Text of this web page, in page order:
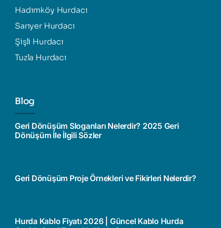
Hadımköy Hurdacı
Sarıyer Hurdacı
Şişli Hurdacı
Tuzla Hurdacı
Blog
Geri Dönüşüm Sloganları Nelerdir? 2025 Geri
Dönüşüm İle İlgili Sözler
Geri Dönüşüm Proje Örnekleri ve Fikirleri Nelerdir?
Hurda Kablo Fiyatı 2026 | Güncel Kablo Hurda